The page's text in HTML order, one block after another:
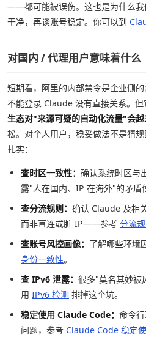
——都可能被误伤。这也是为什么我
干净，再谈账号稳定。你可以到
对国内 / 代理用户意味着什么
短期看，阿里的内部禁令是企业侧
不能登录 Claude 没有直接关系。但
生态对"来源可疑的自动化流量"会
松。对个人用户，稳妥做法不是猜
扎实：
查时区一致性： 确认系统时区与
露"人在国内、IP 在海外"的矛
查分流规则： 确认 Claude 及相
而非直连或脏 IP——参考 分流
查账号风控画像： 了解哪些环
身份一致性。
查 IPv6 泄露： 很多"莫名其妙被
用 IPv6 检测 排掉这个坑。
稳定使用 Claude Code： 命令
问题，参考 Claude Code 稳定